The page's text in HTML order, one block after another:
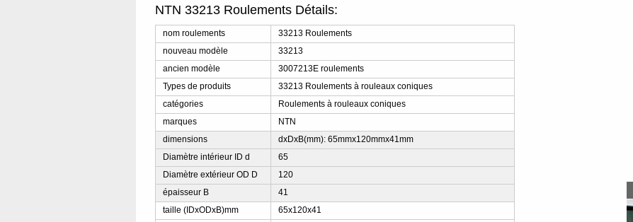
NTN 33213 Roulements Détails:
nom roulements
33213 Roulements
nouveau modèle
33213
ancien modèle
3007213E roulements
Types de produits
33213 Roulements à rouleaux coniques
catégories
Roulements à rouleaux coniques
marques
NTN
dimensions
dxDxB(mm): 65mmx120mmx41mm
Diamètre intérieur ID d
65
Diamètre extérieur OD D
120
épaisseur B
41
taille (IDxODxB)mm
65x120x41